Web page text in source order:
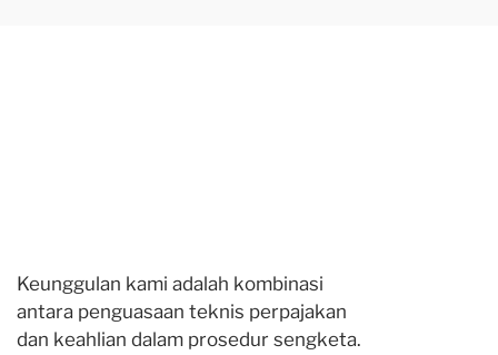
Keunggulan kami adalah kombinasi
antara penguasaan teknis perpajakan
dan keahlian dalam prosedur sengketa.